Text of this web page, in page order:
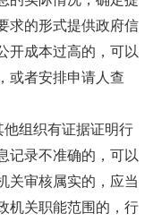
求的形式提供政府信
开成本过高的，可以
或者安排申请人查
组织有证据证明行
记录不准确的，可以
关审核属实的，应当
机关职能范围的，行